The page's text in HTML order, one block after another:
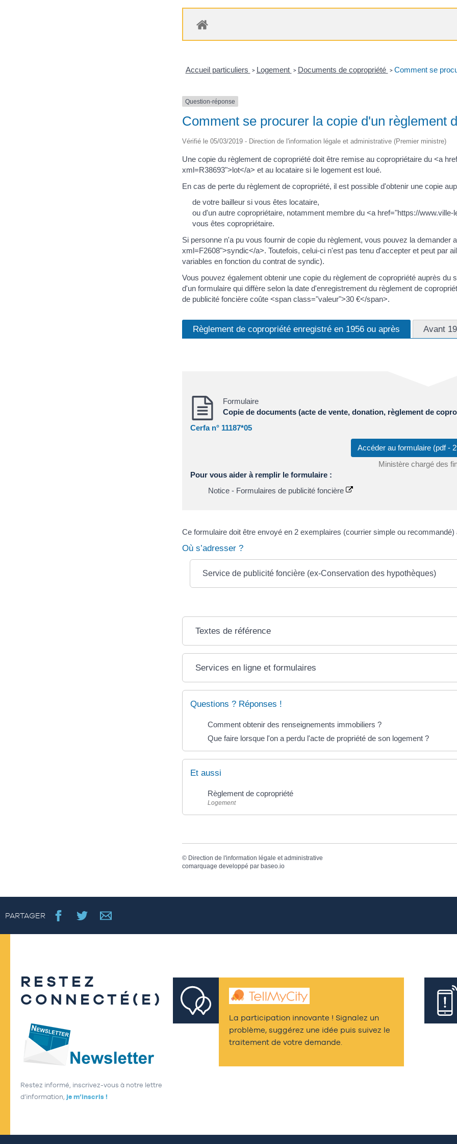
Accueil particuliers > Logement > Documents de copropriété > Comment se
Question-réponse
Comment se procurer la copie d'un règlement
Vérifié le 05/03/2019 - Direction de l'information légale et administrative (Premier ministre)
Une copie du règlement de copropriété doit être remise au copropriétaire du <a
xml=R38693">lot</a> et au locataire si le logement est loué.
En cas de perte du règlement de copropriété, il est possible d'obtenir une copie
de votre bailleur si vous êtes locataire,
ou d'un autre copropriétaire, notamment membre du <a href="https://
vous êtes copropriétaire.
Si personne n'a pu vous fournir de copie du règlement, vous pouvez la demander
xml=F2608">syndic</a>. Toutefois, celui-ci n'est pas tenu d'accepter et peut par
variables en fonction du contrat de syndic).
Vous pouvez également obtenir une copie du règlement de copropriété auprès
d'un formulaire qui diffère selon la date d'enregistrement du règlement de
de publicité foncière coûte <span class="valeur">30 €</span>.
Règlement de copropriété enregistré en 1956 ou après Avant
Formulaire
Copie de documents (acte de vente, donation, règlement de
Cerfa n° 11187*05
Accéder au formulaire (pdf -
Ministère chargé des
Pour vous aider à remplir le formulaire :
Notice - Formulaires de publicité foncière
Ce formulaire doit être envoyé en 2 exemplaires (courrier simple ou
Où s’adresser ?
Service de publicité foncière (ex-Conservation des hypothèques)
Textes de référence
Services en ligne et formulaires
Questions ? Réponses !
Comment obtenir des renseignements immobiliers ?
Que faire lorsque l'on a perdu l'acte de propriété de son logement ?
Et aussi
Règlement de copropriété
Logement
© Direction de l'information légale et administrative
comarquage developpé par baseo.io
PARTAGER
RESTEZ
CONNECTÉ(E)
Restez informé, inscrivez-vous à notre lettre
d’information, je m’inscris !
La participation innovante ! Signalez un
problème, suggérez une idée puis suivez le
traitement de votre demande.